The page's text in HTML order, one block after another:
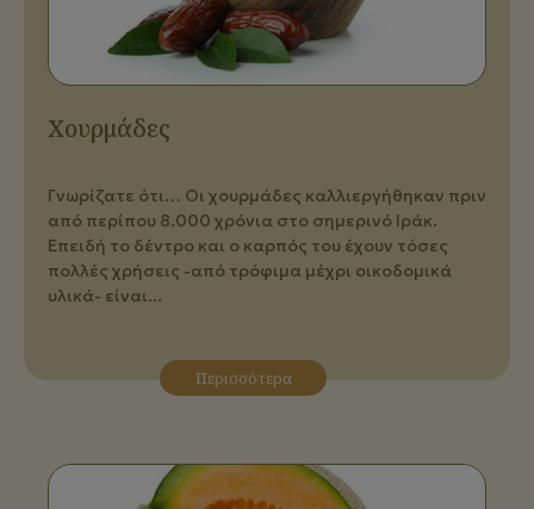
Χουρμάδες
Γνωρίζατε ότι… Οι χουρμάδες καλλιεργήθηκαν πριν
από περίπου 8.000 χρόνια στο σημερινό Ιράκ.
Επειδή το δέντρο και ο καρπός του έχουν τόσες
πολλές χρήσεις -από τρόφιμα μέχρι οικοδομικά
υλικά- είναι...
Περισσότερα